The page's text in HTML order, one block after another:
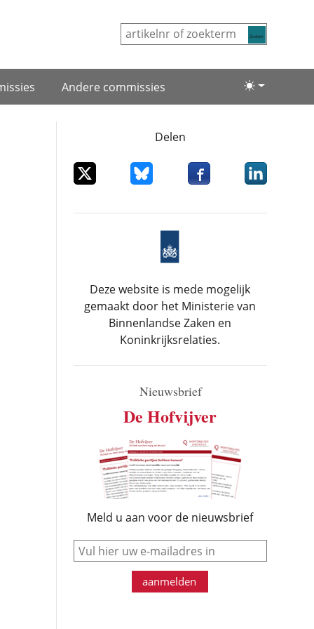
Lichte/
Andere commissies
Delen
Deel dit item op XDeel dit item op Bluesky
Deel dit item op
Deel dit
Deze website is mede mogelijk
gemaakt door het Ministerie van
Binnenlandse Zaken en
Koninkrijksrelaties.
Nieuwsbrief
De Hofvijver
Meld u aan voor de nieuwsbrief
e-mail
aanmelden